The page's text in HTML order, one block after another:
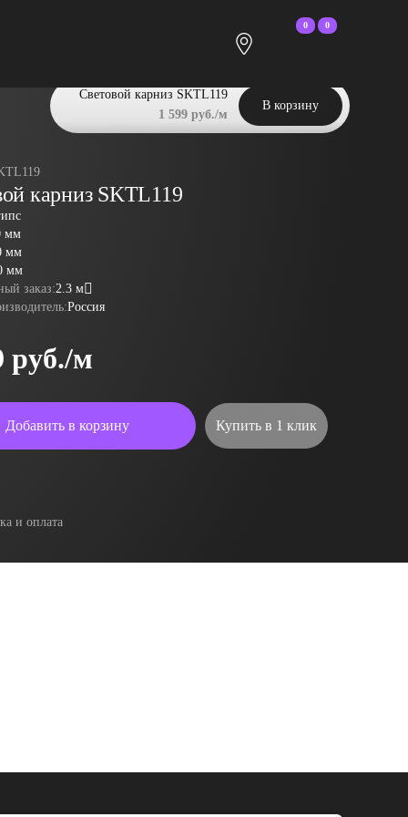
0 0
карниз SKTL119
мм
мм
мм
заказ:2.3 м
Россия
руб./м
Добавить в корзину Купить в 1 клик
Световой карниз SKTL119
1 599 руб./м
В корзину
и оплата